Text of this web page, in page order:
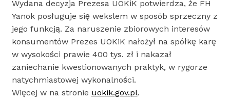
Wydana decyzja Prezesa UOKiK potwierdza, że FH
Yanok posługuje się wekslem w sposób sprzeczny z
jego funkcją. Za naruszenie zbiorowych interesów
konsumentów Prezes UOKiK nałożył na spółkę karę
w wysokości prawie 400 tys. zł i nakazał
zaniechanie kwestionowanych praktyk, w rygorze
natychmiastowej wykonalności.
Więcej w na stronie uokik.gov.pl.